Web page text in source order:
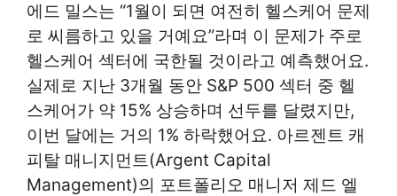
에드 밀스는 “1월이 되면 여전히 헬스케어 문제
로 씨름하고 있을 거예요”라며 이 문제가 주로
헬스케어 섹터에 국한될 것이라고 예측했어요.
실제로 지난 3개월 동안 S&P 500 섹터 중 헬
스케어가 약 15% 상승하며 선두를 달렸지만,
이번 달에는 거의 1% 하락했어요. 아르젠트 캐
피탈 매니지먼트(Argent Capital
Management)의 포트폴리오 매니저 제드 엘